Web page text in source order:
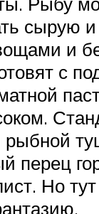
сырую
и
с
рыбной
перец
Но